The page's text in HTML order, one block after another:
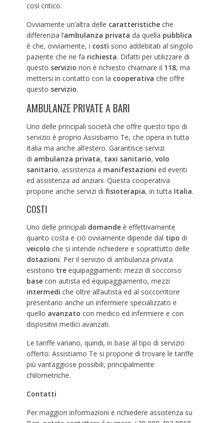
così critico.
Ovviamente un’altra delle caratteristicheche
differenzia l’ambulanza privata da quella pubblica
è che, ovviamente, i costi sono addebitati al singolo
paziente che ne fa richiesta. Difatti per utilizzare di
questo servizio non è richiesto chiamare il 118, ma
mettersi in contatto con la cooperativa che offre
questo servizio.
AMBULANZE PRIVATE A BARI
Uno delle principali società che offre questo tipo di
servizio è proprio Assistiamo Te, che opera in tutta
Italia ma anche all’estero. Garantisce servizi
di ambulanza privata, taxi sanitario, volo
sanitario, assistenza a manifestazioni ed eventi
ed assistenza ad anziani. Questa cooperativa
propone anche servizi di fisioterapia, in tutta Italia.
COSTI
Uno delle principali domandeè effettivamente
quanto costa e ciò ovviamente dipende dal tipo di
veicolo che si intende richiedere e soprattutto delle
dotazioni. Per il servizio di ambulanza privata
esistono treequipaggiamenti: mezzi di soccorso
basecon autista ed equipaggiamento, mezzi
intermedi che oltre all’autista ed al soccorritore
presentano anche un infermiere specializzato e
quello avanzato con medico ed infermiere e con
dispositivi medici avanzati.
Le tariffe variano, quindi, in base al tipo di servizio
offerto: Assistiamo Te si propone di trovare le tariffe
più vantaggiose possibili, principalmente
chilometriche.
Contatti
Per maggiori informazioni e richiedere assistenza su